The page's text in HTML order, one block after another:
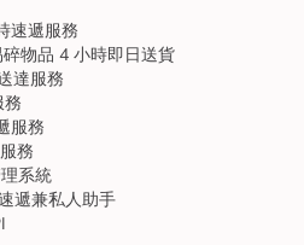
速遞服務
物品 4 小時即日送貨
達服務
務
服務
務
系統
遞兼私人助手